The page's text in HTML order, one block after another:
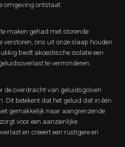
omgeving ontstaat.
maken gehad met storende
verstoren, ons uit onze slaap houden
biedt akoestische isolatie een
te verminderen.
de overdracht van geluidsgolven
Dit betekent dat het geluid dat in één
gemakkelijk naar aangrenzende
voor een aanzienlijke
en creëert een rustigere en